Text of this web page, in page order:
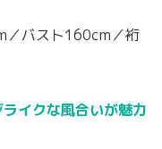
／バスト160cm／裄
イクな風合いが魅力